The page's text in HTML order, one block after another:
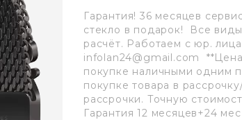
Гарантия! 36 месяцев
стекло в подарок! Все
расчёт. Работаем с юр.
infolan24@gmail.com
покупке наличными одним
покупке товара в
рассрочки. Точную
Гарантия 12 месяцев+24